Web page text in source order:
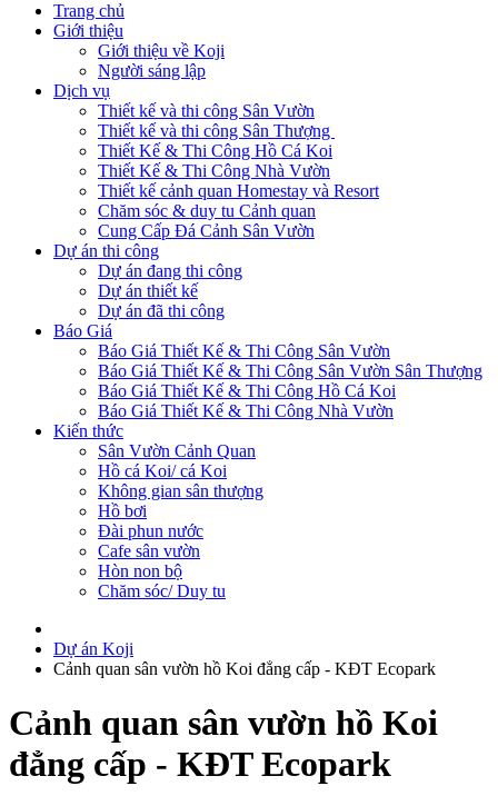
Trang chủ
Giới thiệu
Giới thiệu về Koji
Người sáng lập
Dịch vụ
Thiết kế và thi công Sân Vườn
Thiết kế và thi công Sân Thượng
Thiết Kế & Thi Công Hồ Cá Koi
Thiết Kế & Thi Công Nhà Vườn
Thiết kế cảnh quan Homestay và Resort
Chăm sóc & duy tu Cảnh quan
Cung Cấp Đá Cảnh Sân Vườn
Dự án thi công
Dự án đang thi công
Dự án thiết kế
Dự án đã thi công
Báo Giá
Báo Giá Thiết Kế & Thi Công Sân Vườn
Báo Giá Thiết Kế & Thi Công Sân Vườn Sân Thượng
Báo Giá Thiết Kế & Thi Công Hồ Cá Koi
Báo Giá Thiết Kế & Thi Công Nhà Vườn
Kiến thức
Sân Vườn Cảnh Quan
Hồ cá Koi/ cá Koi
Không gian sân thượng
Hồ bơi
Đài phun nước
Cafe sân vườn
Hòn non bộ
Chăm sóc/ Duy tu
Dự án Koji
Cảnh quan sân vườn hồ Koi đẳng cấp - KĐT Ecopark
Cảnh quan sân vườn hồ Koi
đẳng cấp - KĐT Ecopark